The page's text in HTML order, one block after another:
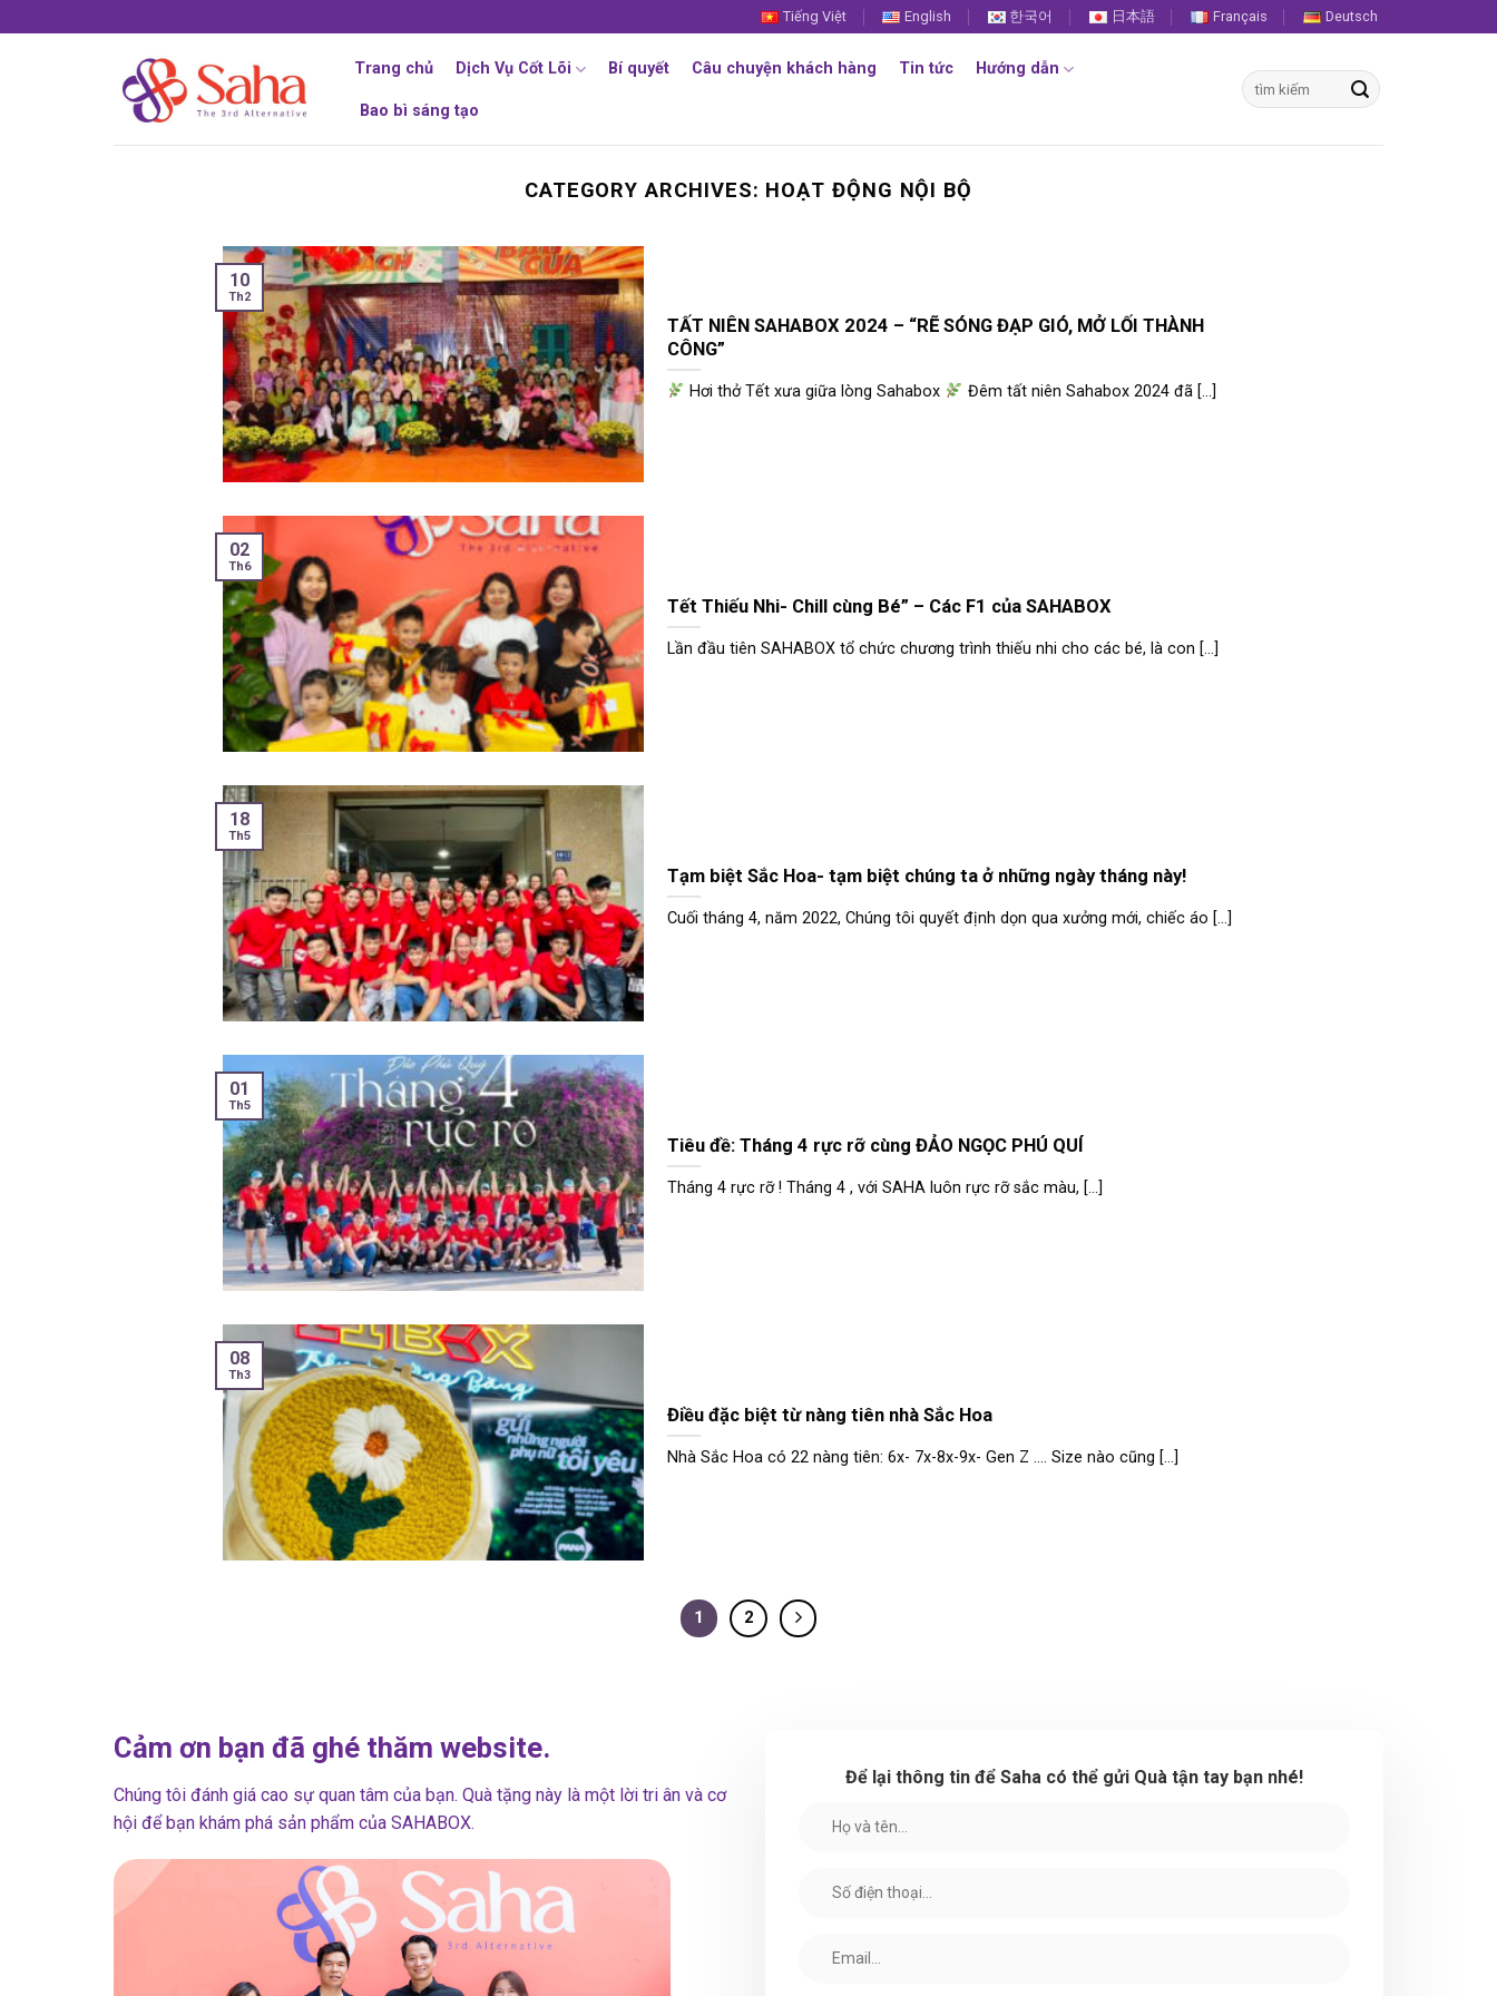
to
Tiếng Việt English 한국어 日本語 Français Deutsch
Trang chủ Dịch Vụ Cốt Lõi Bí quyết Câu chuyện khách hàng Tin tức Hướng dẫn
Bao bì sáng tạo
Tìm
kiếm:
CATEGORY ARCHIVES: HOẠT ĐỘNG NỘI BỘ
TẤT NIÊN SAHABOX 2024 – “RẼ SÓNG ĐẠP GIÓ, MỞ LỐI THÀNH
CÔNG”
Hơi thở Tết xưa giữa lòng Sahabox Đêm tất niên Sahabox 2024 đã [...]
10
Th2
Tết Thiếu Nhi- Chill cùng Bé” – Các F1 của SAHABOX
Lần đầu tiên SAHABOX tổ chức chương trình thiếu nhi cho các bé, là con [...]
02
Th6
Tạm biệt Sắc Hoa- tạm biệt chúng ta ở những ngày tháng này!
Cuối tháng 4, năm 2022, Chúng tôi quyết định dọn qua xưởng mới, chiếc áo [...]
18
Th5
Tiêu đề: Tháng 4 rực rỡ cùng ĐẢO NGỌC PHÚ QUÍ
Tháng 4 rực rỡ ! Tháng 4 , với SAHA luôn rực rỡ sắc màu, [...]
01
Th5
Điều đặc biệt từ nàng tiên nhà Sắc Hoa
Nhà Sắc Hoa có 22 nàng tiên: 6x- 7x-8x-9x- Gen Z …. Size nào cũng [...]
08
Th3
1 2
Cảm ơn bạn đã ghé thăm website.
Chúng tôi đánh giá cao sự quan tâm của bạn. Quà tặng này là một lời tri ân và cơ
hội để bạn khám phá sản phẩm của SAHABOX.
Để lại thông tin để Saha có thể gửi Quà tận tay bạn nhé!